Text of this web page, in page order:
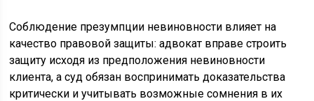
Соблюдение презумпции невиновности влияет на
качество правовой защиты: адвокат вправе строить
защиту исходя из предположения невиновности
клиента, а суд обязан воспринимать доказательства
критически и учитывать возможные сомнения в их